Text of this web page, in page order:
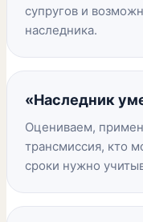
супругов и
наследника.
«Наследник
Оцениваем,
трансмиссия, кто
сроки нужно